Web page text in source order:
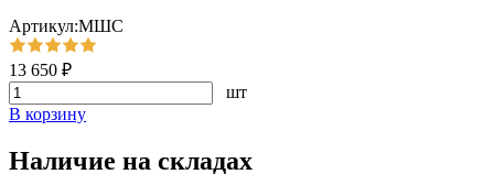
Артикул:МШС
13 650 ₽
шт
В корзину
Наличие на складах